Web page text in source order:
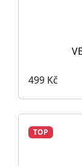
499 Kč
TOP